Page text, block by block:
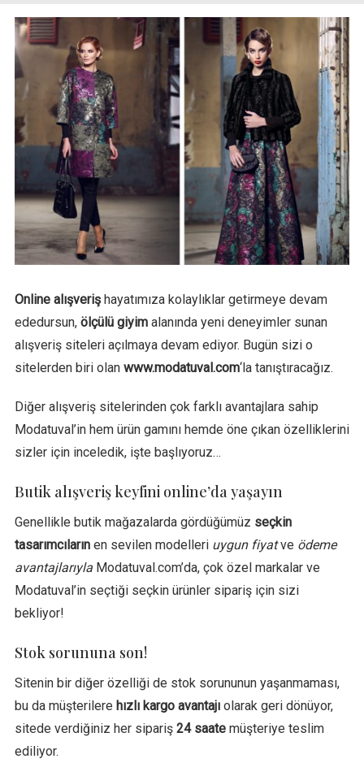
Online alışverişhayatımıza kolaylıklar getirmeye devam
ededursun, ölçülü giyimalanında yeni deneyimler sunan
alışveriş siteleri açılmaya devam ediyor. Bugün sizi o
sitelerden biri olan www.modatuval.com‘la tanıştıracağız.
Diğer alışveriş sitelerinden çok farklı avantajlara sahip
Modatuval’in hem ürün gamını hemde öne çıkan özelliklerini
sizler için inceledik, işte başlıyoruz…
Butik alışveriş keyfini online’da yaşayın
Genellikle butik mağazalarda gördüğümüz seçkin
tasarımcılarınen sevilen modelleri uygun fiyatve ödeme
avantajlarıylaModatuval.com’da, çok özel markalar ve
Modatuval’in seçtiği seçkin ürünler sipariş için sizi
bekliyor!
Stok sorununa son!
Sitenin bir diğer özelliği de stok sorununun yaşanmaması,
bu da müşterilere hızlı kargo avantajıolarak geri dönüyor,
sitede verdiğiniz her sipariş 24 saatemüşteriye teslim
ediliyor.